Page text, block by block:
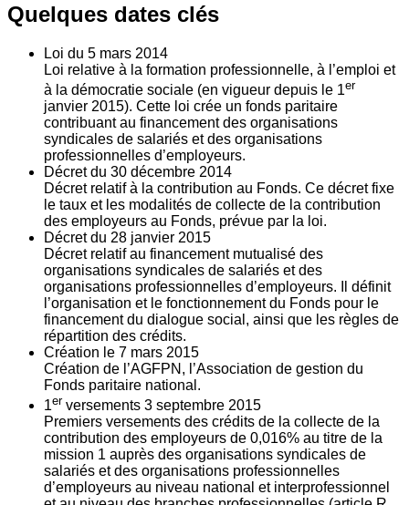
Quelques dates clés
Loi du 5 mars 2014
Loi relative à la formation professionnelle, à l’emploi et
à la démocratie sociale (en vigueur depuis le 1er
janvier 2015). Cette loi crée un fonds paritaire
contribuant au financement des organisations
syndicales de salariés et des organisations
professionnelles d’employeurs.
Décret du 30 décembre 2014
Décret relatif à la contribution au Fonds. Ce décret fixe
le taux et les modalités de collecte de la contribution
des employeurs au Fonds, prévue par la loi.
Décret du 28 janvier 2015
Décret relatif au financement mutualisé des
organisations syndicales de salariés et des
organisations professionnelles d’employeurs. Il définit
l’organisation et le fonctionnement du Fonds pour le
financement du dialogue social, ainsi que les règles de
répartition des crédits.
Création le 7 mars 2015
Création de l’AGFPN, l’Association de gestion du
Fonds paritaire national.
1er versements 3 septembre 2015
Premiers versements des crédits de la collecte de la
contribution des employeurs de 0,016% au titre de la
mission 1 auprès des organisations syndicales de
salariés et des organisations professionnelles
d’employeurs au niveau national et interprofessionnel